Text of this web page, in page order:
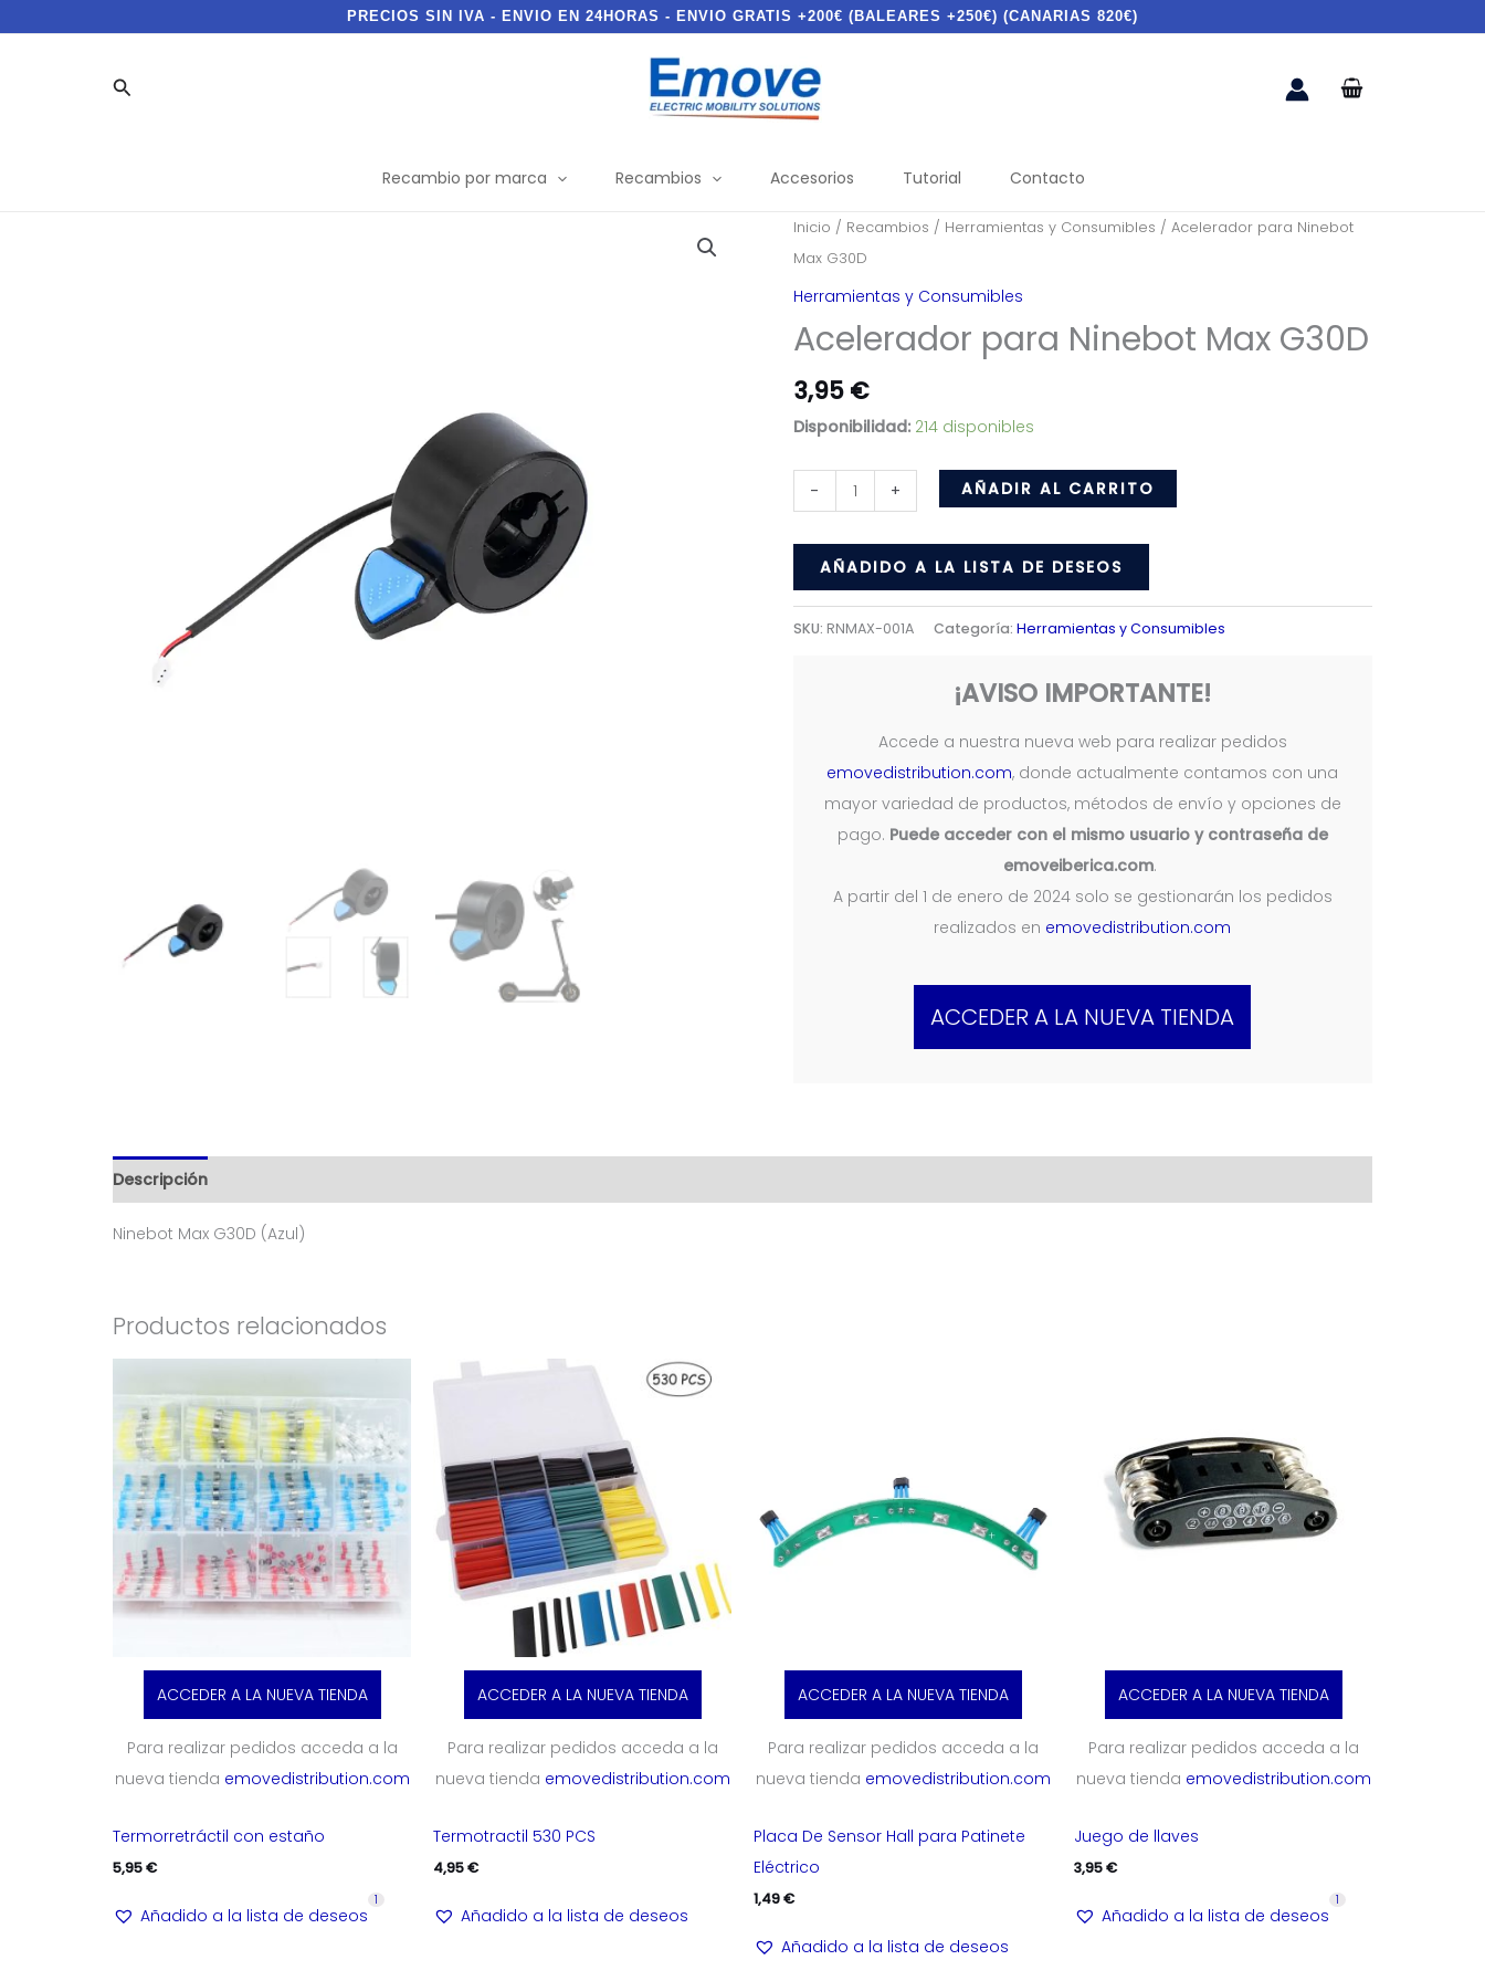
PRECIOS SIN IVA - ENVIO EN 24HORAS - ENVIO GRATIS +200€ (BALEARES +250€) (CANARIAS 820€)
Buscar
Recambio por marca Recambios Accesorios Tutorial Contacto
Inicio / Recambios / Herramientas y Consumibles / Acelerador para Ninebot
Max G30D
Herramientas y Consumibles
Acelerador para Ninebot Max G30D
3,95 €
Disponibilidad: 214 disponibles
-
Acelerador
para
Ninebot
Max
G30D
cantidad
+ AÑADIR AL CARRITO
AÑADIDO A LA LISTA DE DESEOS
SKU: RNMAX-001A Categoría: Herramientas y Consumibles
¡AVISO IMPORTANTE!
Accede a nuestra nueva web para realizar pedidos
emovedistribution.com, donde actualmente contamos con una
mayor variedad de productos, métodos de envío y opciones de
pago. Puede acceder con el mismo usuario y contraseña de
emoveiberica.com.
A partir del 1 de enero de 2024 solo se gestionarán los pedidos
realizados en emovedistribution.com
ACCEDER A LA NUEVA TIENDA
Descripción
Ninebot Max G30D (Azul)
Productos relacionados
ACCEDER A LA NUEVA TIENDA
Para realizar pedidos acceda a la
nueva tienda emovedistribution.com
Termorretráctil con estaño
5,95€
Añadido a la lista de deseos
1
ACCEDER A LA NUEVA TIENDA
Para realizar pedidos acceda a la
nueva tienda emovedistribution.com
Termotractil 530 PCS
4,95€
Añadido a la lista de deseos
ACCEDER A LA NUEVA TIENDA
Para realizar pedidos acceda a la
nueva tienda emovedistribution.com
Placa De Sensor Hall para Patinete
Eléctrico
1,49€
Añadido a la lista de deseos
ACCEDER A LA NUEVA TIENDA
Para realizar pedidos acceda a la
nueva tienda emovedistribution.com
Juego de llaves
3,95€
Añadido a la lista de deseos
1